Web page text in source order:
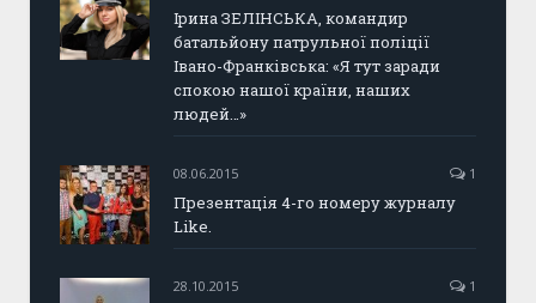
Ірина ЗЕЛІНСЬКА, командир
батальйону патрульної поліції
Івано-Франківська: «Я тут заради
спокою нашої країни, наших
людей…»
08.06.2015 1
Презентація 4-го номеру журналу
Like.
28.10.2015 1